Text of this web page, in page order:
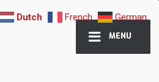
MENU
Dutch French German